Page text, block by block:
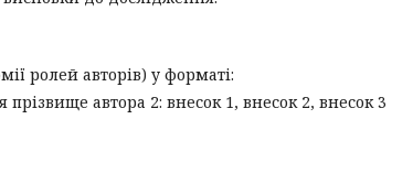
ролей авторів) у форматі:
автора 2: внесок 1, внесок 2, внесок 3